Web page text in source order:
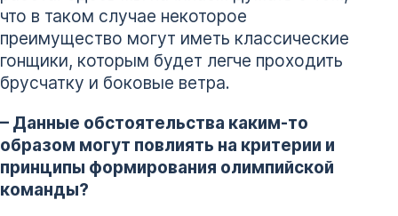
что в таком случае некоторое
преимущество могут иметь классические
гонщики, которым будет легче проходить
брусчатку и боковые ветра.
– Данные обстоятельства каким-то
образом могут повлиять на критерии и
принципы формирования олимпийской
команды?